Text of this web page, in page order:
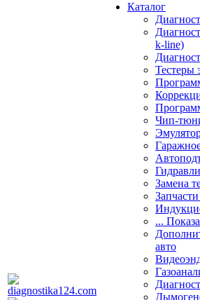
Каталог
k-line)
Тестеры
Чип-
Замена
...
авто